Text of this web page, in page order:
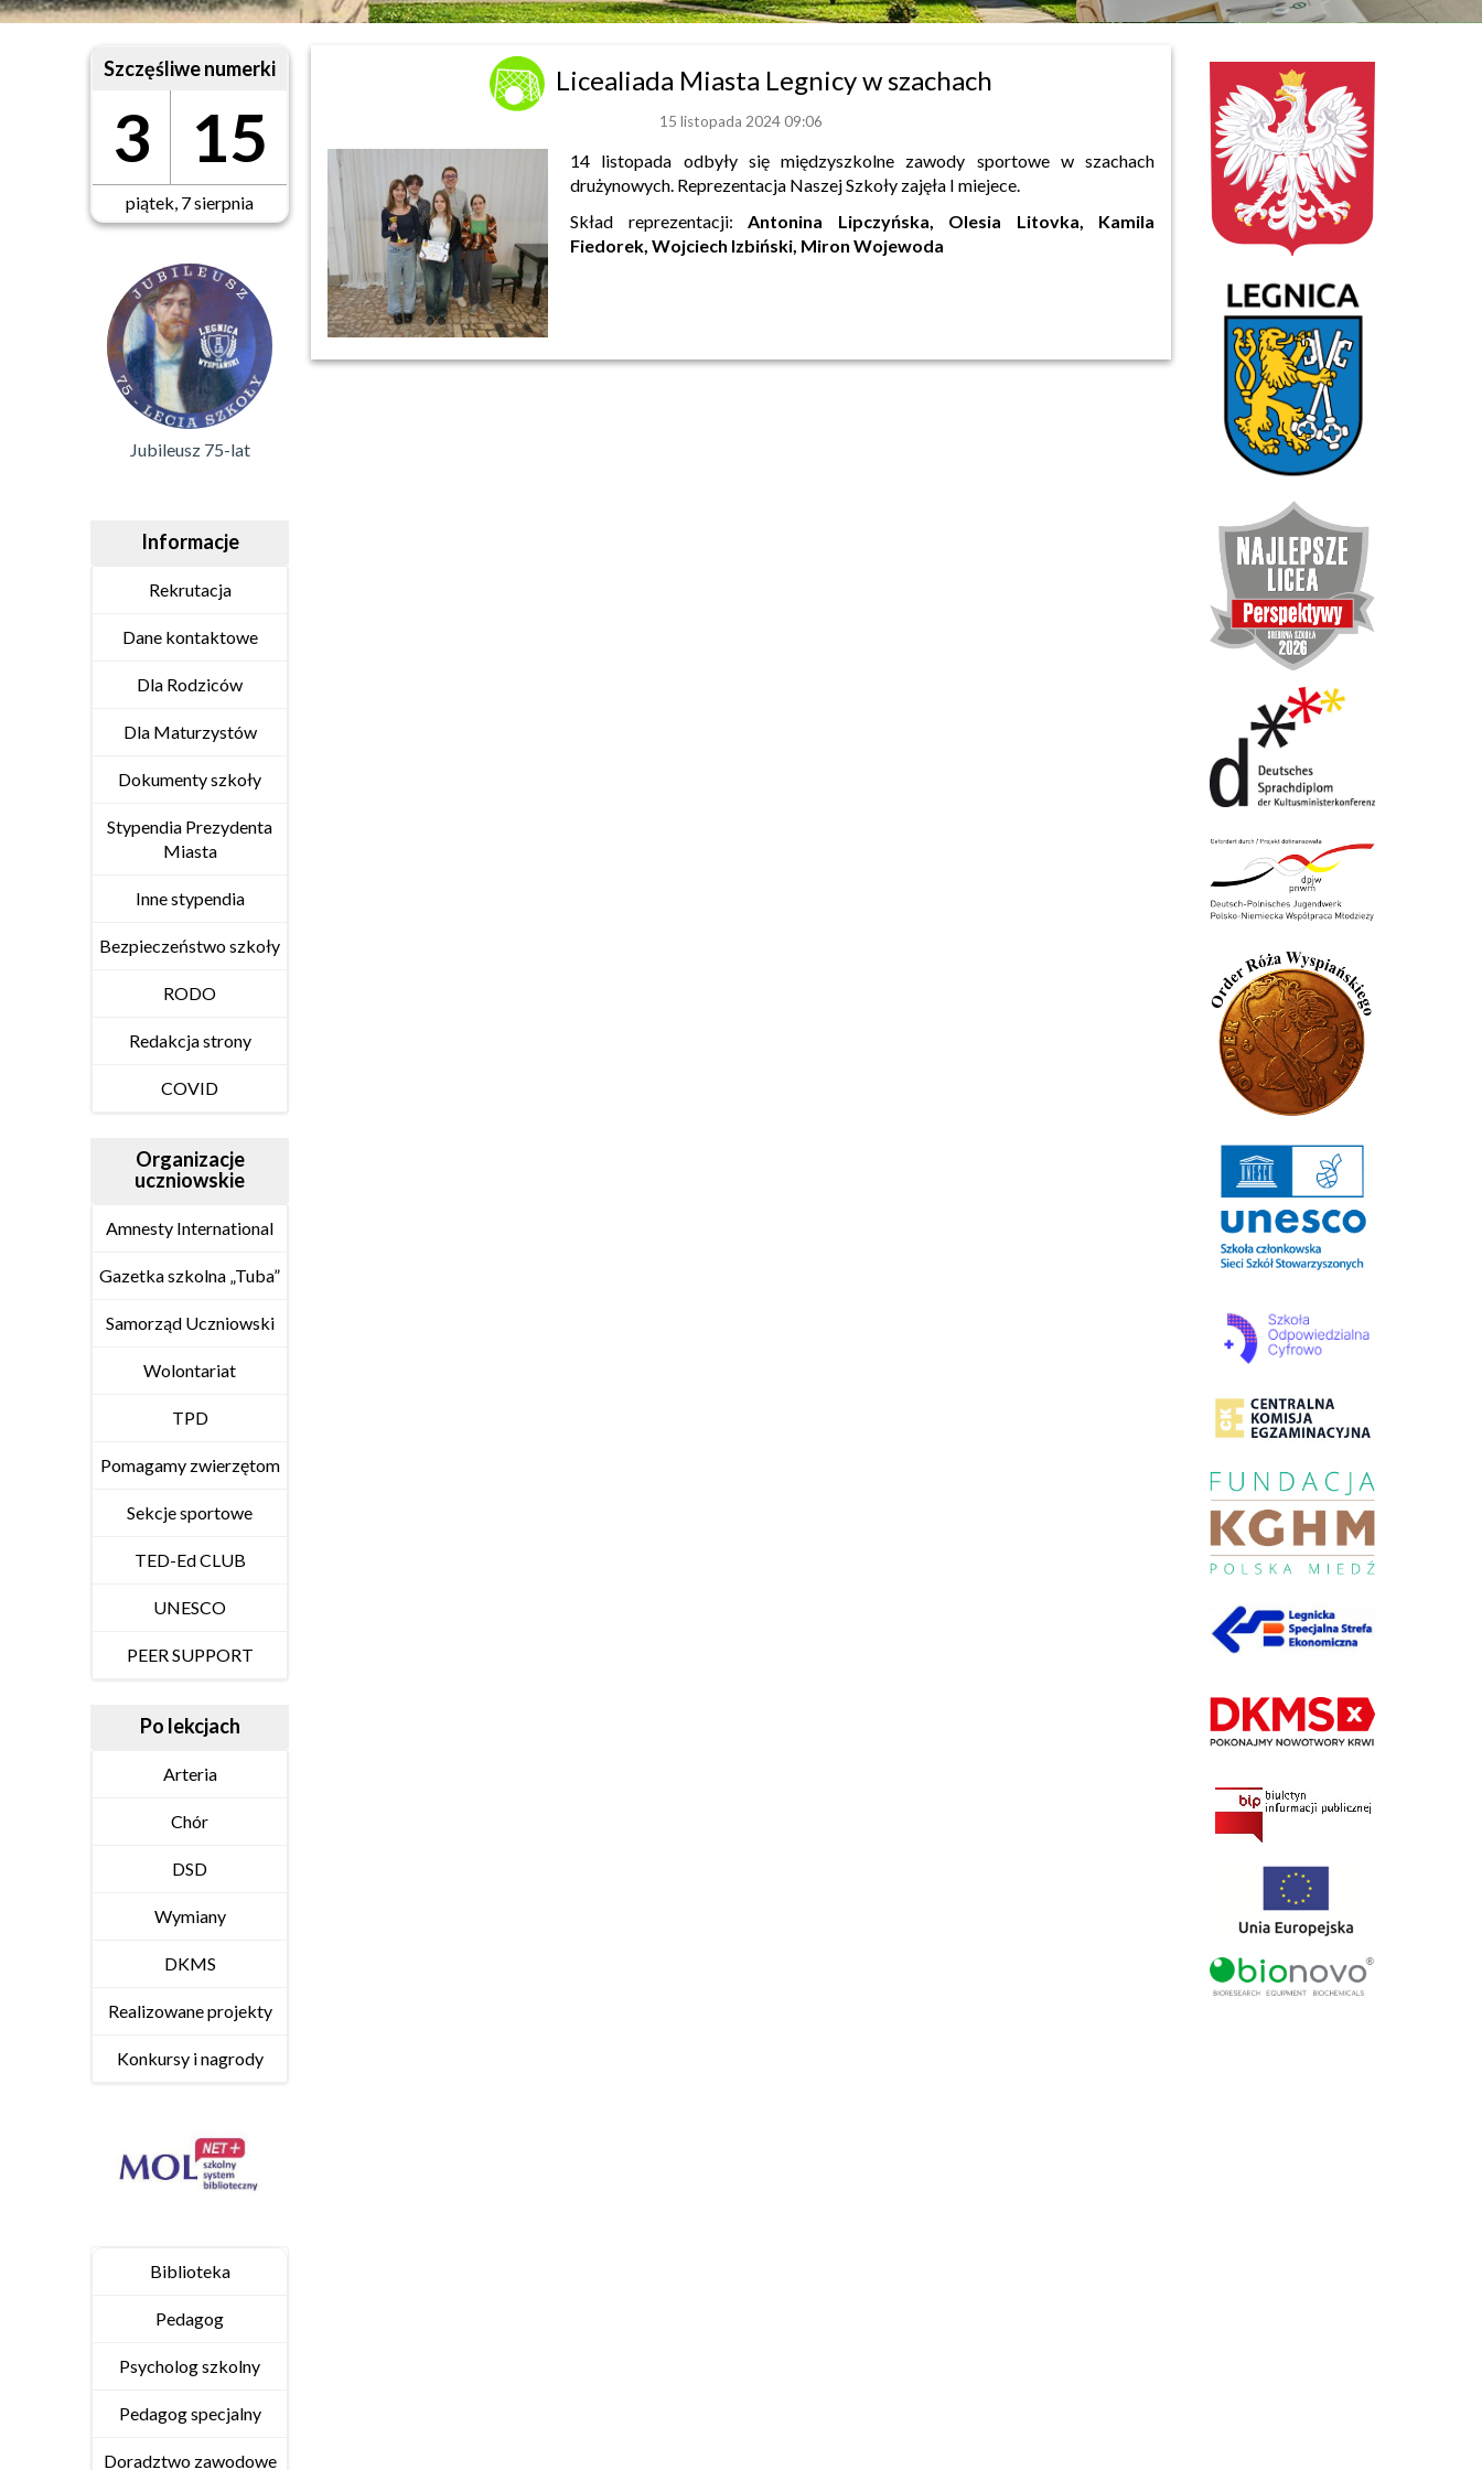
Szczęśliwe numerki
3 15
piątek, 7 sierpnia
Jubileusz 75-lat
Informacje
Rekrutacja
Dane kontaktowe
Dla Rodziców
Dla Maturzystów
Dokumenty szkoły
Stypendia Prezydenta
Miasta
Inne stypendia
Bezpieczeństwo szkoły
RODO
Redakcja strony
COVID
Organizacje
uczniowskie
Amnesty International
Gazetka szkolna „Tuba”
Samorząd Uczniowski
Wolontariat
TPD
Pomagamy zwierzętom
Sekcje sportowe
TED-Ed CLUB
UNESCO
PEER SUPPORT
Po lekcjach
Arteria
Chór
DSD
Wymiany
DKMS
Realizowane projekty
Konkursy i nagrody
Biblioteka
Pedagog
Psycholog szkolny
Pedagog specjalny
Doradztwo zawodowe
Licealiada Miasta Legnicy w szachach
15 listopada 2024 09:06
14 listopada odbyły się międzyszkolne zawody sportowe w szachach
drużynowych. Reprezentacja Naszej Szkoły zajęła I miejece.
Skład reprezentacji: Antonina Lipczyńska, Olesia Litovka, Kamila
Fiedorek, Wojciech Izbiński, Miron Wojewoda